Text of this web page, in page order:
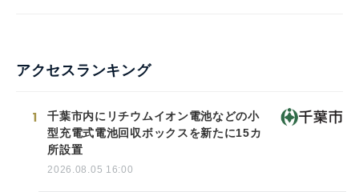
アクセスランキング
1
千葉市内にリチウムイオン電池などの小
型充電式電池回収ボックスを新たに15カ
所設置
2026.08.05 16:00